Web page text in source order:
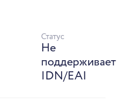
Статус
Не
поддерживает
IDN/EAI